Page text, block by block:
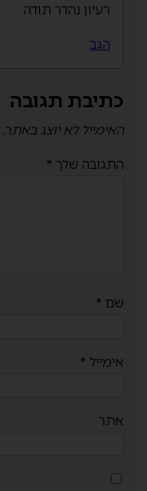
רעיון נהדר תודה
הגב
כתיבת תגובה
האימייל לא יוצג באתר.
התגובה שלך *
שם *
אימייל *
אתר